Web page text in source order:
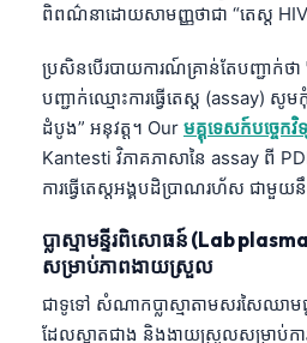
ពិពណ៌នាដោយសាមញ្ញថាជា “តេស្ត
ប្រសិនបើរបាយការណ៍គ្រាន់តែបញ្ជាក់ថា
បញ្ជាក់ឈ្មោះការធ្វើតេស្ត (assay) សូ
ដំបូង” អនុវត្ត។ Our មគ្គុទេសក៍បច្ចេកវិ
Kantesti វិភាគភាសានៃ assay ពី
ការធ្វើតេស្តអង្គបដិប្រាណរហ័ស ជាមួយ
ប្លាស្មាមន្ទីរពិសោធន៍ (Lab
សម្រាប់ភាពងាយស្រួល
ជាទូទៅ សំណាកប្លាស្មាតាមសរសៃឈា
ដែលស្អាតជាង និងងាយស្រួលសម្រាប់ក